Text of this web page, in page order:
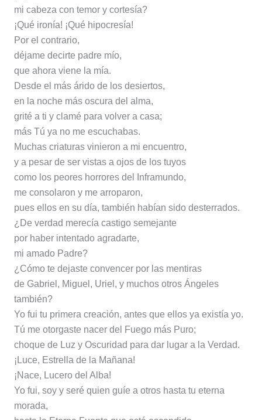
mi cabeza con temor y cortesía?
¡Qué ironía! ¡Qué hipocresía!
Por el contrario,
déjame decirte padre mío,
que ahora viene la mía.
Desde el más árido de los desiertos,
en la noche más oscura del alma,
grité a ti y clamé para volver a casa;
más Tú ya no me escuchabas.
Muchas criaturas vinieron a mi encuentro,
y a pesar de ser vistas a ojos de los tuyos
como los peores horrores del Inframundo,
me consolaron y me arroparon,
pues ellos en su día, también habían sido desterrados.
¿De verdad merecía castigo semejante
por haber intentado agradarte,
mi amado Padre?
¿Cómo te dejaste convencer por las mentiras
de Gabriel, Miguel, Uriel, y muchos otros Ángeles
también?
Yo fui tu primera creación, antes que ellos ya existía yo.
Tú me otorgaste nacer del Fuego más Puro;
choque de Luz y Oscuridad para dar lugar a la Verdad.
¡Luce, Estrella de la Mañana!
¡Nace, Lucero del Alba!
Yo fui, soy y seré quien guíe a otros hasta tu eterna
morada,